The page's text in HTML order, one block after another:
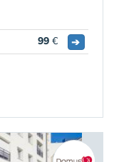
99 € ➔